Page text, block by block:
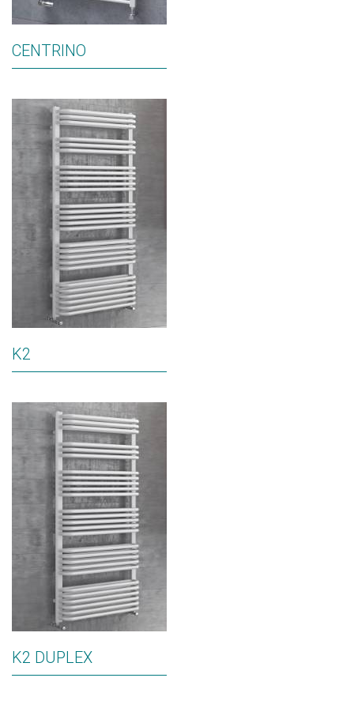
CENTRINO
K2
K2 DUPLEX